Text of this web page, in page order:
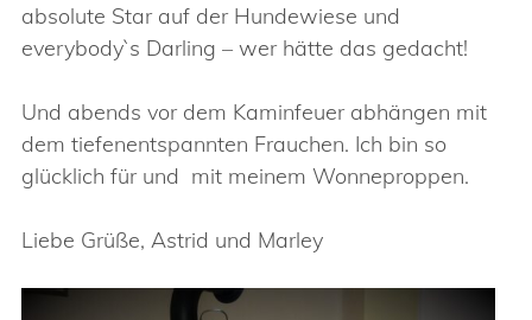
absolute Star auf der Hundewiese und
everybody`s Darling – wer hätte das gedacht!
Und abends vor dem Kaminfeuer abhängen mit
dem tiefenentspannten Frauchen. Ich bin so
glücklich für und mit meinem Wonneproppen.
Liebe Grüße, Astrid und Marley